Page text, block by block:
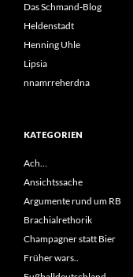
Das Schmand-Blog
Heldenstadt
Henning Uhle
Lipsia
nnamrreherdna
KATEGORIEN
Ach…
Ansichtssache
Argumente rund um RB
Brachialrethorik
Champagner statt Bier
Früher wars..